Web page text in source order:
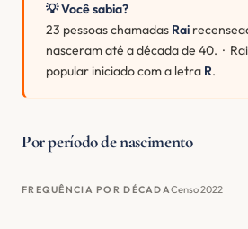
💡 Você sabia?
23 pessoas chamadas Rai
nasceram até a década de 40. ·
popular iniciado com a letra R.
Por período de nascimento
FREQUÊNCIA POR DÉCADACenso 2022